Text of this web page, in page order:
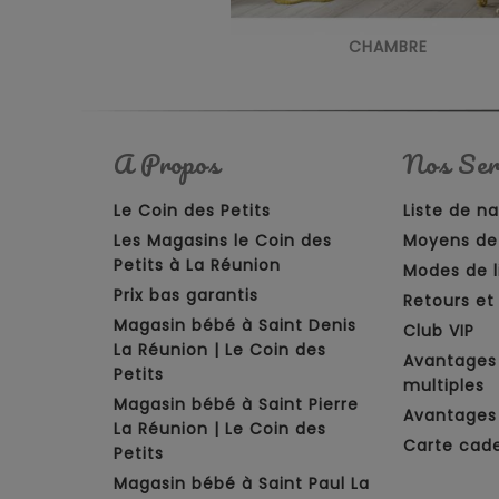
CHAMBRE
A Propos
Le Coin des Petits
Les Magasins le Coin des
Petits à La Réunion
Prix bas garantis
Magasin bébé à Saint Denis
La Réunion | Le Coin des
Petits
Magasin bébé à Saint Pierre
La Réunion | Le Coin des
Petits
Magasin bébé à Saint Paul La
Nos
Liste de
Moyens
Modes de
Retours
Club VIP
multiples
Carte